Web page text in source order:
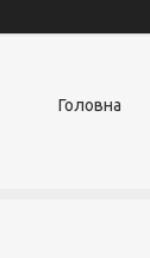
Головна